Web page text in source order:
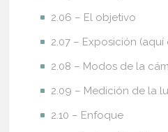
2.06 – El objetivo
2.07 – Exposición
2.08 – Modos de la
2.09 – Medición de la
2.10 – Enfoque